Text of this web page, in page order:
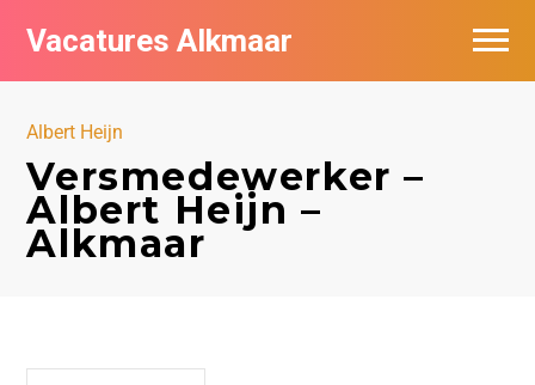
Vacatures Alkmaar
Albert Heijn
Versmedewerker –
Albert Heijn –
Alkmaar
Vacatures per bedrijf
Nieuwsbrief feed